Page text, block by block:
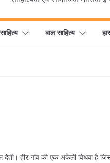
बाल साहित्य
देती। हीर गांव की एक अकेली विधवा है